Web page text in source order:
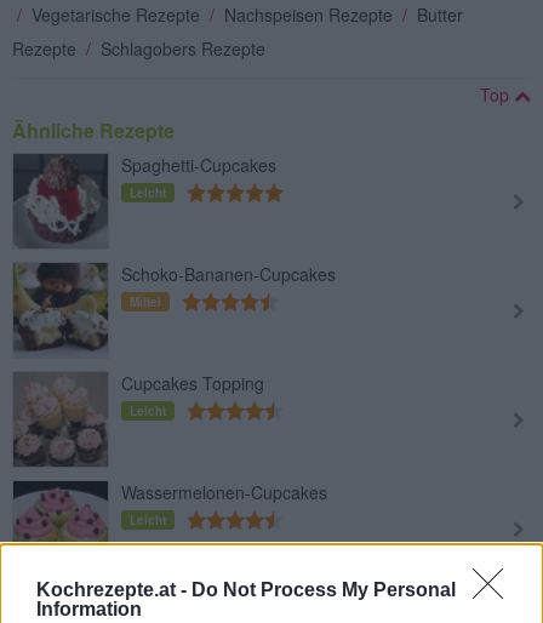
Kochrezepte.at - Do Not Process My Personal
Information
/ Vegetarische Rezepte / Nachspeisen Rezepte / Butter
Rezepte / Schlagobers Rezepte
Top
Ähnliche Rezepte
Spaghetti-Cupcakes
Leicht
Schoko-Bananen-Cupcakes
Mittel
Cupcakes Topping
Leicht
Wassermelonen-Cupcakes
Leicht
Pink Cupcake